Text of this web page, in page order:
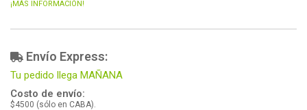
¡MÁS INFORMACIÓN!
Envío Express:
Tu pedido llega MAÑANA
Costo de envío:
$4500 (sólo en CABA).